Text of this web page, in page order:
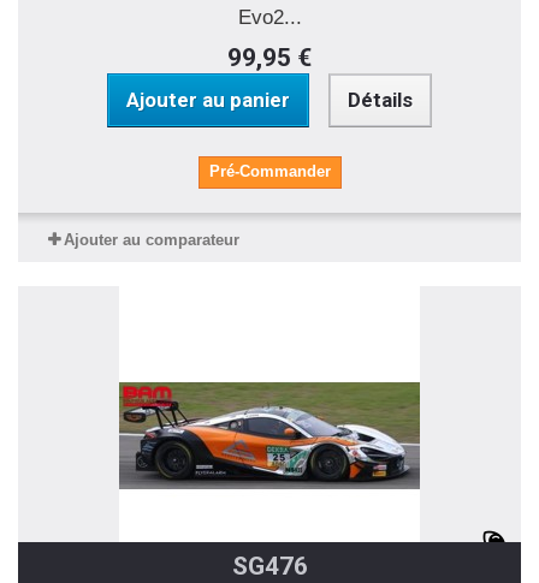
Evo2...
99,95 €
Ajouter au panier Détails
Pré-Commander
Ajouter au comparateur
SG476